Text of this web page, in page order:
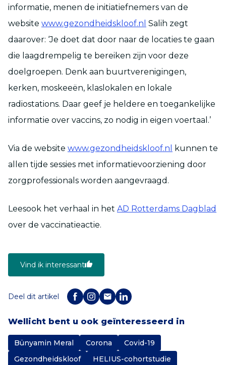
informatie, menen de initiatiefnemers van de
website www.gezondheidskloof.nl Salih zegt
daarover: ‘Je doet dat door naar de locaties te gaan
die laagdrempelig te bereiken zijn voor deze
doelgroepen. Denk aan buurtverenigingen,
kerken, moskeeën, klaslokalen en lokale
radiostations. Daar geef je heldere en toegankelijke
informatie over vaccins, zo nodig in eigen voertaal.’
Via de website www.gezondheidskloof.nl
kunnen te
allen tijde sessies met informatievoorziening door
zorgprofessionals worden aangevraagd.
Leesook het verhaal in het AD Rotterdams Dagblad
over de vaccinatieactie.
Vind ik interessant
Deel dit artikel
Wellicht bent u ook geïnteresseerd in
Bünyamin Meral Corona
Covid-19
Gezondheidskloof
HELIUS-cohortstudie